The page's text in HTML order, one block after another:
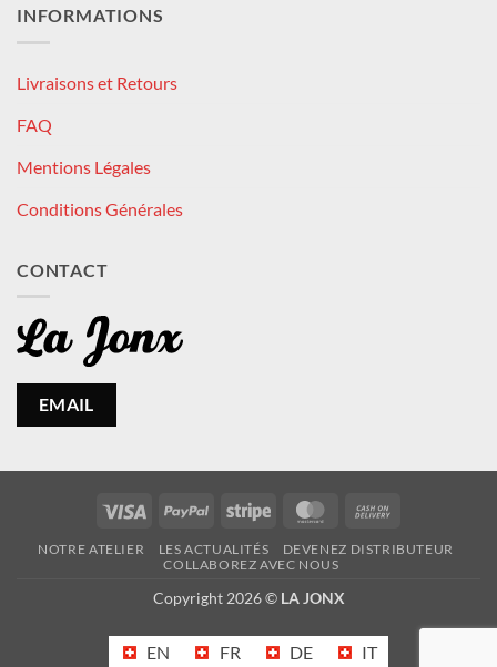
INFORMATIONS
Livraisons et Retours
FAQ
Mentions Légales
Conditions Générales
CONTACT
EMAIL
Visa PayPal Stripe MasterCard
Delivery
NOTRE ATELIER LES ACTUALITÉS
DEVENEZ DISTRIBUTEUR
COLLABOREZ AVEC NOUS
Copyright 2026 © LA JONX
EN FR DE IT